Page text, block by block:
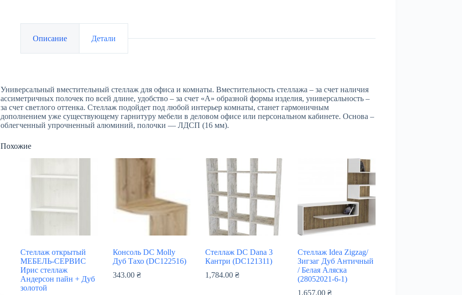
Описание Детали
Универсальный вместительный стеллаж для офиса и комнаты. Вместительность стеллажа – за счет наличия
ассиметричных полочек по всей длине, удобство – за счет «А» образной формы изделия, универсальность –
за счет светлого оттенка. Стеллаж подойдет под любой интерьер комнаты, станет гармоничным
дополнением уже существующему гарнитуру мебели в деловом офисе или персональном кабинете. Основа –
облегченный упрочненный алюминий, полочки — ЛДСП (16 мм).
Похожие
Стеллаж открытый
МЕБЕЛЬ-СЕРВИС
Ирис стеллаж
Андерсон пайн + Дуб
золотой
Консоль DC Molly
Дуб Тахо (DC122516)
343.00₴
Стеллаж DC Dana 3
Кантри (DC121311)
1,784.00₴
Стеллаж Idea Zigzag/
Зигзаг Дуб Античный
/ Белая Аляска
(28052021-6-1)
1,657.00₴